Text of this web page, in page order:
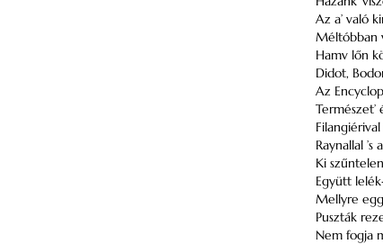
Az a’ való
Méltóbban
Hamv lőn
Didot,
Az
Természet’
Raynallal ’s
Ki
Együtt
Mellyre
Puszták
Nem fogja